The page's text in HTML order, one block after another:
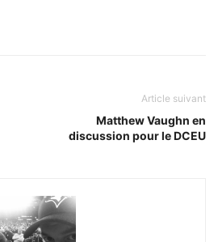
Article suivant
Matthew Vaughn en
discussion pour le DCEU